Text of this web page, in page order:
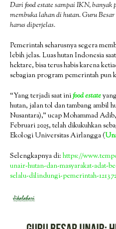
Dari food estate sampai IKN, banyak
membuka lahan di hutan. Guru
harus diperjelas.
Pemerintah seharusnya segera
lebih jelas. Luas hutan Indonesia
hektare, bisa terus habis karena
sebagian program pemerintah pun
“Yang terjadi saat inifood estate
hutan, jalan tol dan tambang ambil
Nusantara),” ucap Mohammad
Februari 2025, telah dikukuhkan
Ekologi Universitas Airlangga (
Selengkapnya di: https://
unair-hutan-dan-masyarakat-adat-
selalu-dilindungi-pemerintah-